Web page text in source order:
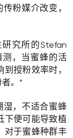
粉媒介改变，
究所的Stefan
测，当蜜蜂的活
授粉效率时，
。”
湿，不适合蜜蜂
下便可能导致植
对于蜜蜂种群丰